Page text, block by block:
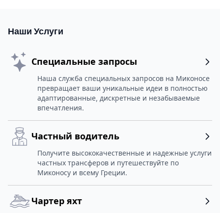
Наши Услуги
Специальные запросы
Наша служба специальных запросов на Миконосе
превращает ваши уникальные идеи в полностью
адаптированные, дискретные и незабываемые
впечатления.
Частный водитель
Получите высококачественные и надежные услуги
частных трансферов и путешествуйте по
Миконосу и всему Греции.
Чартер яхт